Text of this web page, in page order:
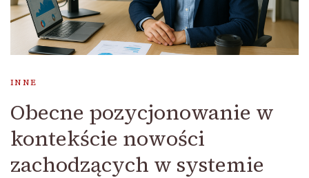
INNE
Obecne pozycjonowanie w
kontekście nowości
zachodzących w systemie